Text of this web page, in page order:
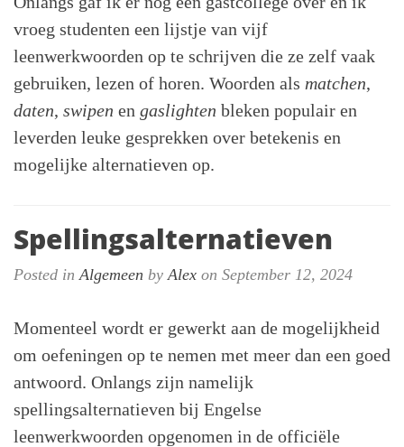
vroeg studenten een lijstje van vijf
leenwerkwoorden op te schrijven die ze zelf vaak
gebruiken, lezen of horen. Woorden als matchen,
daten, swipen en gaslighten bleken populair en
leverden leuke gesprekken over betekenis en
mogelijke alternatieven op.
Spellingsalternatieven
Posted in Algemeen by Alex on September 12, 2024
Momenteel wordt er gewerkt aan de mogelijkheid
om oefeningen op te nemen met meer dan een goed
antwoord. Onlangs zijn namelijk
spellingsalternatieven bij Engelse
leenwerkwoorden opgenomen in de officiële